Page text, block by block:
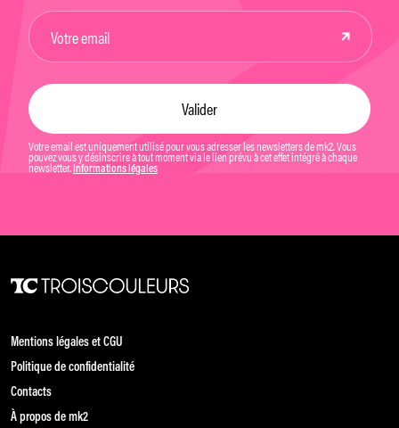
Votre email est uniquement utilisé pour vous adresser les newsletters de mk2. Vous
pouvez vous y désinscrire à tout moment via le lien prévu à cet effet intégré à chaque
newsletter. Informations légales
Mentions légales et CGU
Politique de confidentialité
Contacts
À propos de mk2